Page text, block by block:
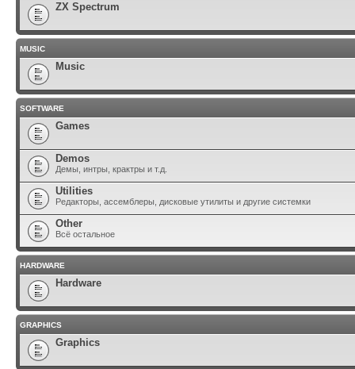
ZX Spectrum
MUSIC
Music
SOFTWARE
Games
Demos
Демы, интры, крактры и т.д.
Utilities
Редакторы, ассемблеры, дисковые утилиты и другие системки
Other
Всё остальное
HARDWARE
Hardware
GRAPHICS
Graphics